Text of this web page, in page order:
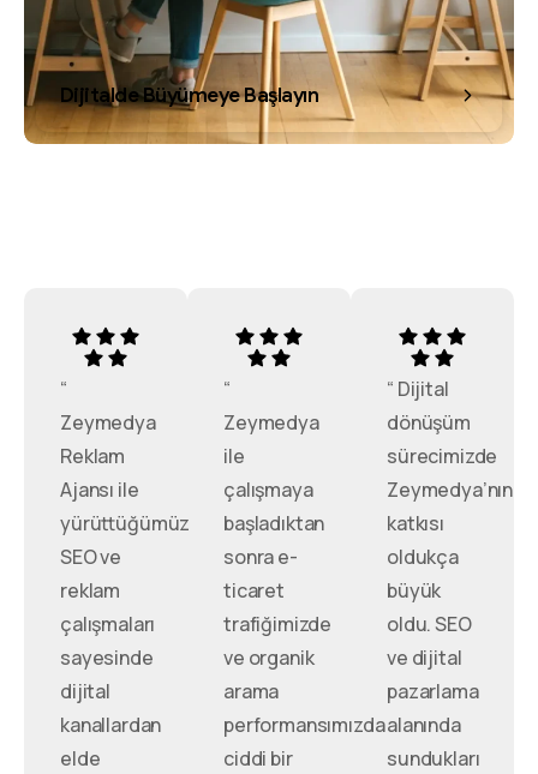
Dijitalde Büyümeye Başlayın
“
Zeymedya
Reklam
Ajansı ile
yürüttüğümüz
SEO ve
reklam
çalışmaları
sayesinde
dijital
kanallardan
elde
“
Zeymedya
ile
çalışmaya
başladıktan
sonra e-
ticaret
trafiğimizde
ve organik
arama
performansımızda
ciddi bir
“ Dijital
dönüşüm
sürecimizde
Zeymedya’nın
katkısı
oldukça
büyük
oldu. SEO
ve dijital
pazarlama
alanında
sundukları